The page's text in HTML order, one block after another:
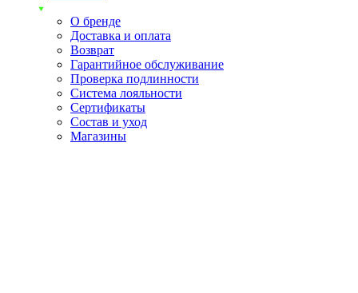
О бренде
Доставка и оплата
Возврат
Гарантийное обслуживание
Проверка подлинности
Система лояльности
Сертификаты
Состав и уход
Магазины